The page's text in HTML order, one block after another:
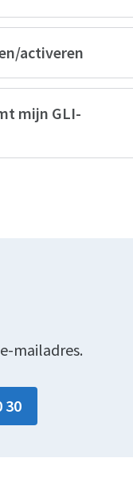
activeren
mijn GLI-
mailadres.
30